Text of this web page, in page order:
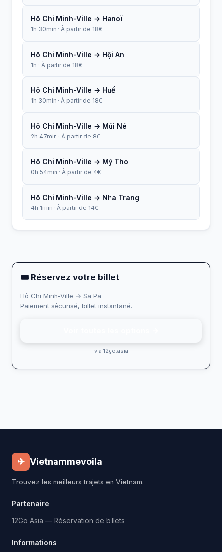
Hô Chi Minh-Ville → Hanoï
1h 30min · À partir de 18€
Hô Chi Minh-Ville → Hội An
1h · À partir de 18€
Hô Chi Minh-Ville → Huế
1h 30min · À partir de 18€
Hô Chi Minh-Ville → Mũi Né
2h 47min · À partir de 8€
Hô Chi Minh-Ville → Mỹ Tho
0h 54min · À partir de 4€
Hô Chi Minh-Ville → Nha Trang
4h 1min · À partir de 14€
🎟 Réservez votre billet
Hô Chi Minh-Ville → Sa Pa
Paiement sécurisé, billet instantané.
via 12go.asia
✈ Vietnammevoila
Trouvez les meilleurs trajets en Vietnam.
Partenaire
12Go Asia — Réservation de billets
Informations